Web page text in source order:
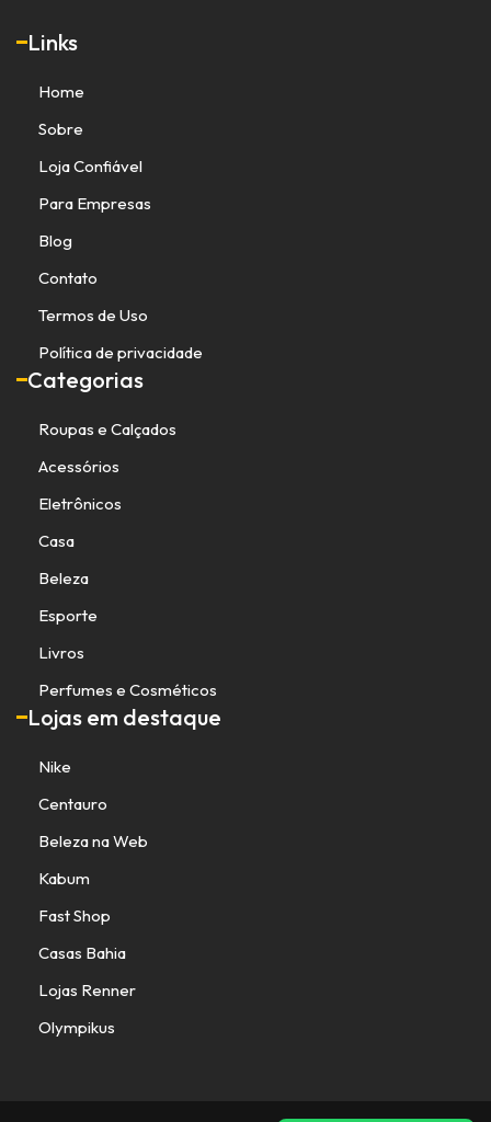
Links
Home
Sobre
Loja Confiável
Para Empresas
Blog
Contato
Termos de Uso
Política de privacidade
Categorias
Roupas e Calçados
Acessórios
Eletrônicos
Casa
Beleza
Esporte
Livros
Perfumes e Cosméticos
Lojas em destaque
Nike
Centauro
Beleza na Web
Kabum
Fast Shop
Casas Bahia
Lojas Renner
Olympikus